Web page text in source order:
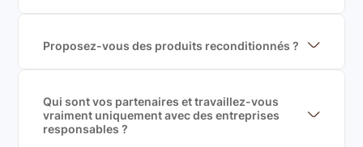
garantir le meilleur prix de rachat. De plus, nous
sommes rémunéré à la commission sur la valeur de
Proposez-vous des produits reconditionnés ?
produits officiels de grandes marques et du
reconditionné de haute qualité
Qui sont vos partenaires et travaillez-vous
vraiment uniquement avec des entreprises
responsables ?